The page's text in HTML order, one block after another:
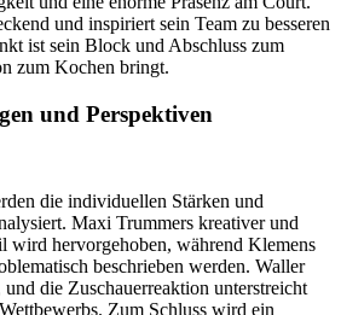
und inspiriert sein Team zu besseren
ist sein Block und Abschluss zum
zum Kochen bringt.
und Perspektiven
die individuellen Stärken und
Maxi Trummers kreativer und
wird hervorgehoben, während Klemens
beschrieben werden. Waller
die Zuschauerreaktion unterstreicht
Zum Schluss wird ein